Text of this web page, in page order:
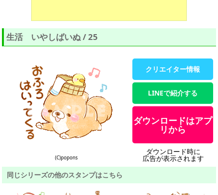
生活 いやしばいぬ / 25
(C)popons
クリエイター情報
LINEで紹介する
ダウンロードはアプ
リから
ダウンロード時に
広告が表示されます
同じシリーズの他のスタンプはこちら